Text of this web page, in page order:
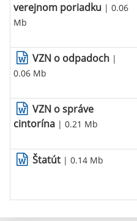
verejnom poriadku | 0.06
Mb
VZN o odpadoch |
0.06 Mb
VZN o správe
cintorína | 0.21 Mb
Štatút | 0.14 Mb